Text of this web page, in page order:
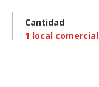
Cantidad
1 local comercial